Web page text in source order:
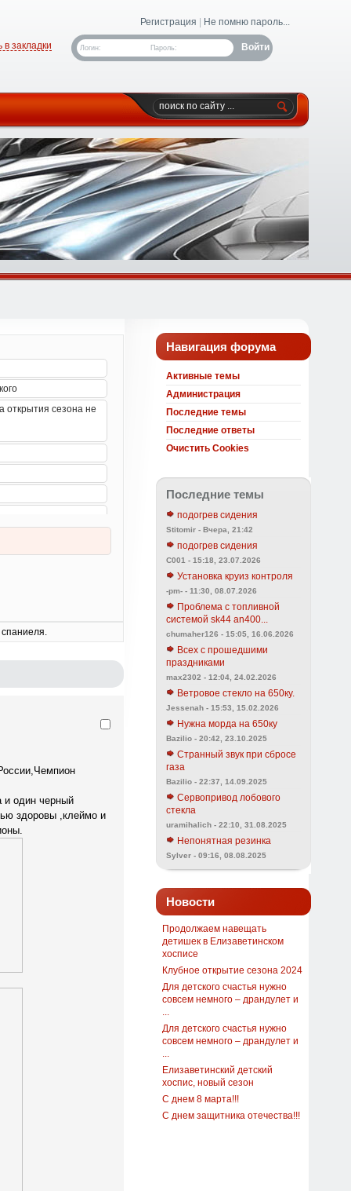
Регистрация Не помню пароль...
Логин: Пароль:
в закладки
один черный
здоровы ,клеймо и
Навигация форума
Активные темы
Администрация
Последние темы
Последние ответы
Очистить Cookies
Последние темы
подогрев сидения
Stitomir - Вчера, 21:42
подогрев сидения
C001 - 15:18, 23.07.2026
Установка круиз контроля
-pm- - 11:30, 08.07.2026
Проблема с топливной
системой sk44 an400...
chumaher126 - 15:05, 16.06.2026
Всех с прошедшими
праздниками
max2302 - 12:04, 24.02.2026
Ветровое стекло на 650ку.
Jessenah - 15:53, 15.02.2026
Нужна морда на 650ку
Bazilio - 20:42, 23.10.2025
Странный звук при сбросе
газа
Bazilio - 22:37, 14.09.2025
Сервопривод лобового
стекла
uramihalich - 22:10, 31.08.2025
Непонятная резинка
Sylver - 09:16, 08.08.2025
Новости
Продолжаем навещать
детишек в Елизаветинском
хосписе
Клубное открытие сезона 2024
Для детского счастья нужно
совсем немного – драндулет и
Для детского счастья нужно
совсем немного – драндулет и
Елизаветинский детский
хоспис, новый сезон
С днем 8 марта!!!
С днем защитника отечества!!!